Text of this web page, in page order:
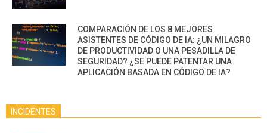
COMPARACIÓN DE LOS 8 MEJORES
ASISTENTES DE CÓDIGO DE IA: ¿UN MILAGRO
DE PRODUCTIVIDAD O UNA PESADILLA DE
SEGURIDAD? ¿SE PUEDE PATENTAR UNA
APLICACIÓN BASADA EN CÓDIGO DE IA?
INCIDENTES